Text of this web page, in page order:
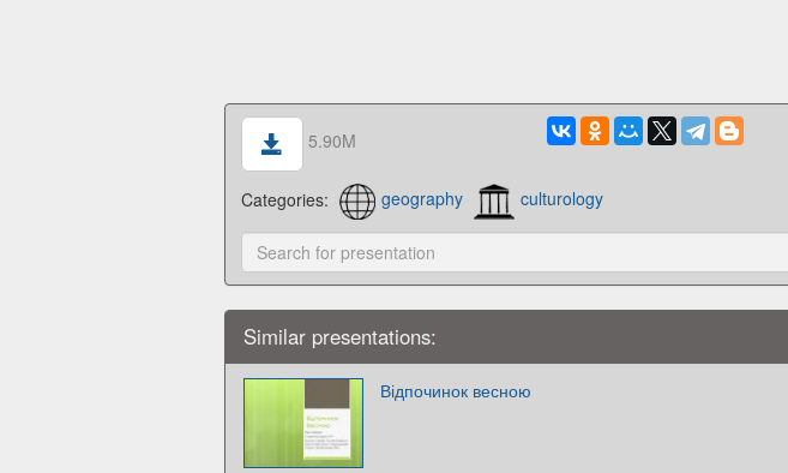
5.90M
Categories: geography culturology
Similar presentations:
Відпочинок весною